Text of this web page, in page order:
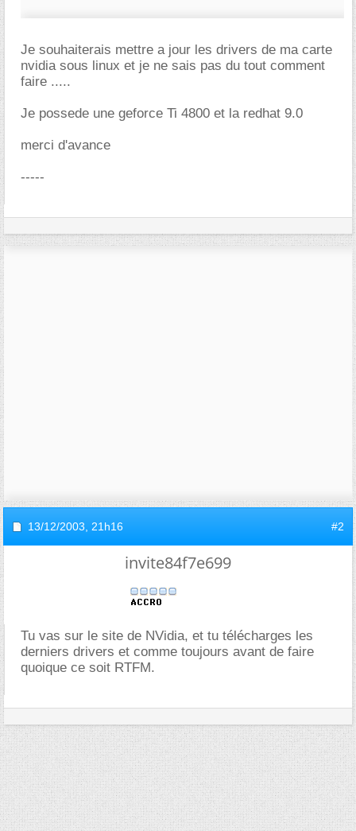
Je souhaiterais mettre a jour les drivers de ma carte
nvidia sous linux et je ne sais pas du tout comment
faire .....
Je possede une geforce Ti 4800 et la redhat 9.0
merci d'avance
-----
13/12/2003, 21h16 #2
invite84f7e699
Tu vas sur le site de NVidia, et tu télécharges les
derniers drivers et comme toujours avant de faire
quoique ce soit RTFM.